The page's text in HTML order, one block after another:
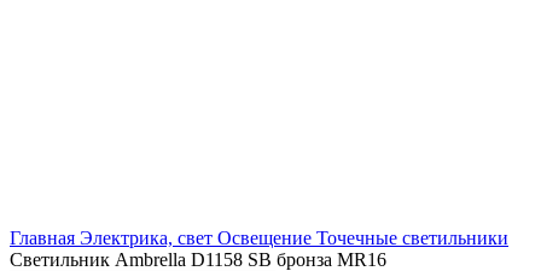
Главная Электрика, свет Освещение Точечные светильники
Светильник Ambrella D1158 SB бронза MR16